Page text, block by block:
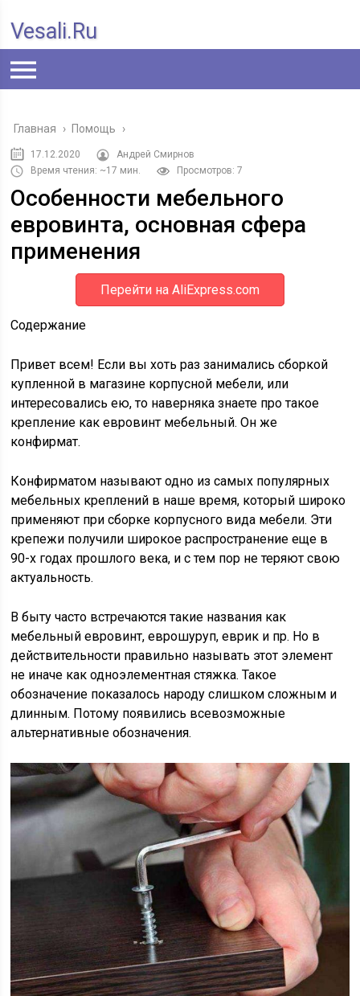
Vesali.ru
Главная › Помощь ›
17.12.2020
Андрей Смирнов
Время чтения: ~17 мин.
Просмотров: 7
Особенности мебельного
евровинта, основная сфера
применения
Перейти на AliExpress.com
Содержание
Привет всем! Если вы хоть раз занимались сборкой
купленной в магазине корпусной мебели, или
интересовались ею, то наверняка знаете про такое
крепление как евровинт мебельный. Он же
конфирмат.
Конфирматом называют одно из самых популярных
мебельных креплений в наше время, который широко
применяют при сборке корпусного вида мебели. Эти
крепежи получили широкое распространение еще в
90-х годах прошлого века, и с тем пор не теряют свою
актуальность.
В быту часто встречаются такие названия как
мебельный евровинт, еврошуруп, еврик и пр. Но в
действительности правильно называть этот элемент
не иначе как одноэлементная стяжка. Такое
обозначение показалось народу слишком сложным и
длинным. Потому появились всевозможные
альтернативные обозначения.